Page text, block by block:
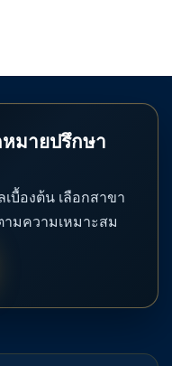
มายปรึกษา
บื้องต้น เลือกสาขา
มความเหมาะสม